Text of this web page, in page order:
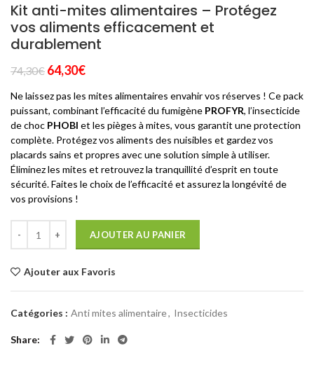
Kit anti-mites alimentaires – Protégez
vos aliments efficacement et
durablement
74,30€ Le
initial
était :
74,30€.
64,30€Le
actuel
est :
64,30€.
Ne laissez pas les mites alimentaires envahir vos réserves ! Ce pack
puissant, combinant l’efficacité du fumigène PROFYR, l’insecticide
de choc PHOBI et les pièges à mites, vous garantit une protection
complète. Protégez vos aliments des nuisibles et gardez vos
placards sains et propres avec une solution simple à utiliser.
Éliminez les mites et retrouvez la tranquillité d’esprit en toute
sécurité. Faites le choix de l’efficacité et assurez la longévité de
vos provisions !
AJOUTER AU PANIER
Ajouter aux Favoris
Catégories : Anti mites alimentaire, Insecticides
Share